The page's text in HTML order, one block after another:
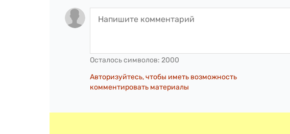
Осталось символов: 2000
Авторизуйтесь, чтобы иметь возможность
комментировать материалы